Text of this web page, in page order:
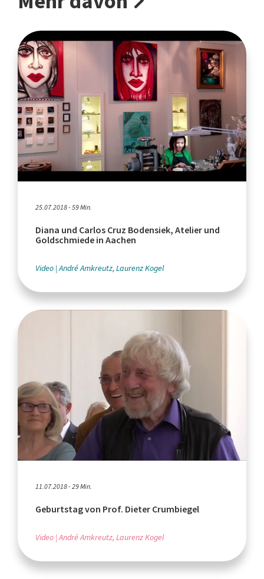
25.07.2018 - 59 Min.
Diana und Carlos Cruz Bodensiek, Atelier und
Goldschmiede in Aachen
Video André Amkreutz, Laurenz Kogel
11.07.2018 - 29 Min.
Geburtstag von Prof. Dieter Crumbiegel
Video André Amkreutz, Laurenz Kogel